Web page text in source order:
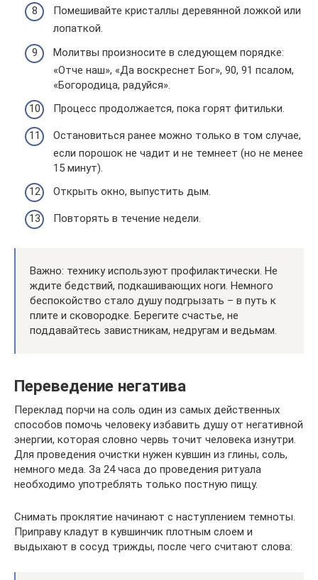
Помешивайте кристаллы деревянной ложкой или
лопаткой.
Молитвы произносите в следующем порядке:
«Отче наш», «Да воскреснет Бог», 90, 91 псалом,
«Богородица, радуйся».
Процесс продолжается, пока горят фитильки.
Остановиться ранее можно только в том случае,
если порошок не чадит и не темнеет (но не менее
15 минут).
Открыть окно, выпустить дым.
Повторять в течение недели.
Важно: технику используют профилактически. Не
ждите бедствий, подкашивающих ноги. Немного
беспокойство стало душу подгрызать – в путь к
плите и сковородке. Берегите счастье, не
поддавайтесь завистникам, недругам и ведьмам.
Переведение негатива
Переклад порчи на соль один из самых действенных
способов помочь человеку избавить душу от негативной
энергии, которая словно червь точит человека изнутри.
Для проведения очистки нужен кувшин из глины, соль,
немного меда. За 24 часа до проведения ритуала
необходимо употреблять только постную пищу.
Снимать проклятие начинают с наступлением темноты.
Приправу кладут в кувшинчик плотным слоем и
выдыхают в сосуд трижды, после чего считают слова: